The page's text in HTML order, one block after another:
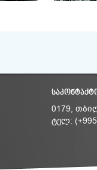
0179,
ტელ: (+995